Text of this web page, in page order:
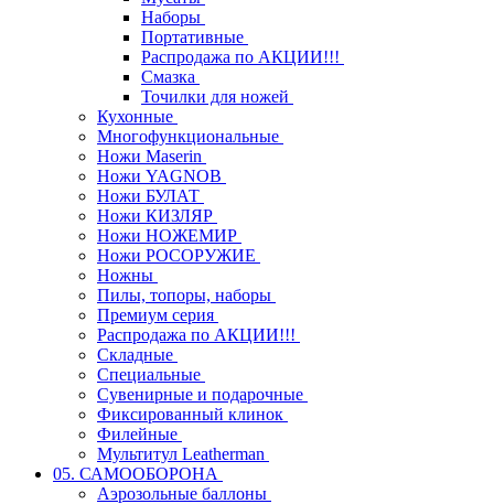
Наборы
Портативные
Распродажа по АКЦИИ!!!
Смазка
Точилки для ножей
Кухонные
Многофункциональные
Ножи Maserin
Ножи YAGNOB
Ножи БУЛАТ
Ножи КИЗЛЯР
Ножи НОЖЕМИР
Ножи РОСОРУЖИЕ
Ножны
Пилы, топоры, наборы
Премиум серия
Распродажа по АКЦИИ!!!
Складные
Специальные
Сувенирные и подарочные
Фиксированный клинок
Филейные
Мультитул Leatherman
05. САМООБОРОНА
Аэрозольные баллоны